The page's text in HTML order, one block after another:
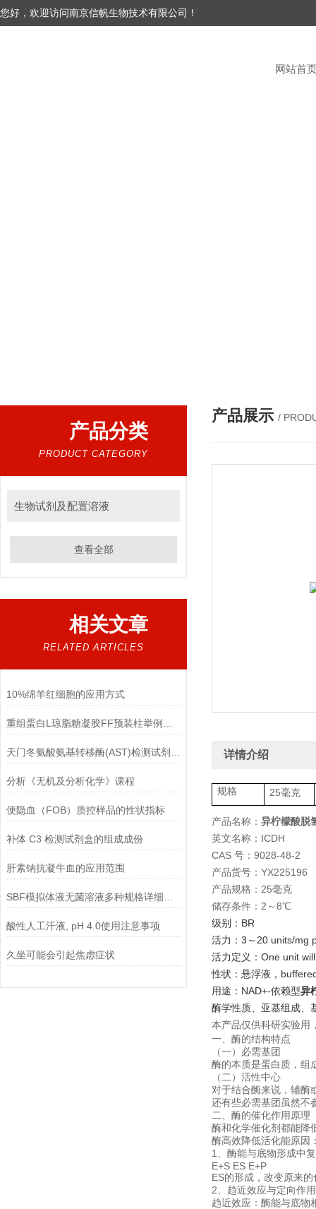
您好，欢迎访问南京信帆生物技术有限公司！
网站首
产品分类
PRODUCT CATEGORY
生物试剂及配置溶液
查看全部
相关文章
RELATED ARTICLES
10%绵羊红细胞的应用方式
分析《无机及分析化学》课程
便隐血（FOB）质控样品的性状指标
补体 C3 检测试剂盒的组成成份
肝素钠抗凝牛血的应用范围
酸性人工汗液, pH 4.0使用注意事项
久坐可能会引起焦虑症状
产品展示 /
详情介绍
规格 25毫克
产品名称： 异柠檬酸脱
英文名称：ICDH
CAS 号：9028-48-2
产品货号：YX225196
产品规格：25毫克
储存条件：2～8℃
级别：BR
活力：3～20 units/mg
活力定义：One unit
性状：悬浮液，
用途：NAD+-依赖型异
酶学性质、亚基组成、
本产品仅供科研实验用
一、酶的结构特点
（一）必需基团
酶的本质是蛋白质，组
（二）活性中心
对于结合酶来说，辅酶
还有些必需基团虽然不
二、酶的催化作用原理
酶和化学催化剂都能降
酶高效降低活化能原因
1、酶能与底物形成中
E+S ES E+P
ES的形成，改变原来
2、趋近效应与定向作
趋近效应：酶能与底物